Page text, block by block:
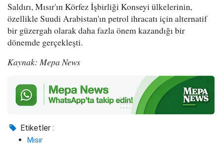
Saldırı, Mısır'ın Körfez İşbirliği Konseyi ülkelerinin,
özellikle Suudi Arabistan'ın petrol ihracatı için alternatif
bir güzergah olarak daha fazla önem kazandığı bir
dönemde gerçekleşti.
Kaynak: Mepa News
Etiketler :
Mısır